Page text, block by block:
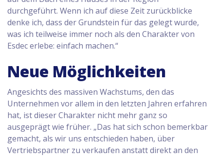
durchgeführt. Wenn ich auf diese Zeit zurückblicke
denke ich, dass der Grundstein für das gelegt wurde,
was ich teilweise immer noch als den Charakter von
Esdec erlebe: einfach machen.“
Neue Möglichkeiten
Angesichts des massiven Wachstums, den das
Unternehmen vor allem in den letzten Jahren erfahren
hat, ist dieser Charakter nicht mehr ganz so
ausgeprägt wie früher. „Das hat sich schon bemerkbar
gemacht, als wir uns entschieden haben, über
Vertriebspartner zu verkaufen anstatt direkt an den